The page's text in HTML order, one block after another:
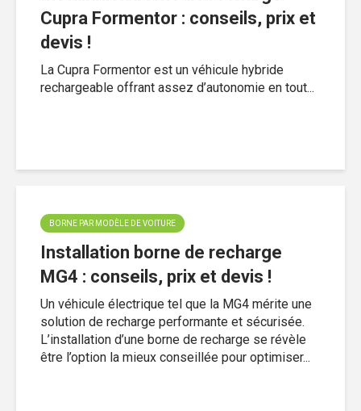
Cupra Formentor : conseils, prix et
devis !
La Cupra Formentor est un véhicule hybride
rechargeable offrant assez d’autonomie en tout...
BORNE PAR MODÈLE DE VOITURE
Installation borne de recharge
MG4 : conseils, prix et devis !
Un véhicule électrique tel que la MG4 mérite une
solution de recharge performante et sécurisée.
L’installation d’une borne de recharge se révèle
être l’option la mieux conseillée pour optimiser...